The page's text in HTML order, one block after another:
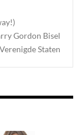
Gordon Bisel
Verenigde Staten